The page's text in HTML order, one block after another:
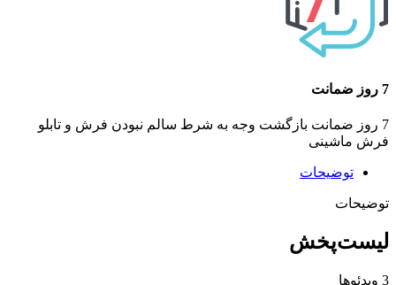
7 روز ضمانت
7 روز ضمانت بازگشت وجه به شرط سالم نبودن فرش و تابلو
فرش ماشینی
توضیحات
توضیحات
لیست‌پخش
3 ویدئوها